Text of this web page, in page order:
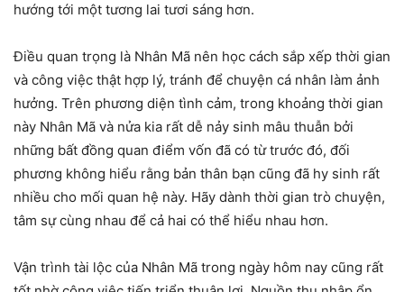
hướng tới một tương lai tươi sáng hơn.
Điều quan trọng là Nhân Mã nên học cách sắp xếp thời gian
và công việc thật hợp lý, tránh để chuyện cá nhân làm ảnh
hưởng. Trên phương diện tình cảm, trong khoảng thời gian
này Nhân Mã và nửa kia rất dễ nảy sinh mâu thuẫn bởi
những bất đồng quan điểm vốn đã có từ trước đó, đối
phương không hiểu rằng bản thân bạn cũng đã hy sinh rất
nhiều cho mối quan hệ này. Hãy dành thời gian trò chuyện,
tâm sự cùng nhau để cả hai có thể hiểu nhau hơn.
Vận trình tài lộc của Nhân Mã trong ngày hôm nay cũng rất